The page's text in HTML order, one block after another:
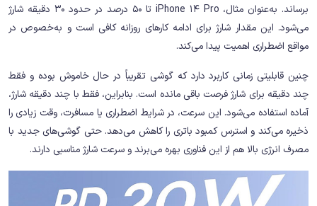
برساند. به‌عنوان مثال، iPhone 14 Pro تا 50 درصد در حدود 30 دقیقه شارژ
می‌شود. این مقدار شارژ برای ادامه کارهای روزانه کافی است و به‌خصوص در
مواقع اضطراری اهمیت پیدا می‌کند.
چنین قابلیتی زمانی کاربرد دارد که گوشی تقریباً در حال خاموش بوده و فقط
چند دقیقه برای شارژ فرصت باقی مانده است. بنابراین، فقط با چند دقیقه شارژ،
آماده استفاده می‌شود. این سرعت، در شرایط اضطراری یا مسافرت، وقت زیادی را
ذخیره می‌کند و استرس کمبود باتری را کاهش می‌دهد. حتی گوشی‌های جدید با
مصرف انرژی بالا هم از این فناوری بهره می‌برند و سرعت شارژ مناسبی دارند.